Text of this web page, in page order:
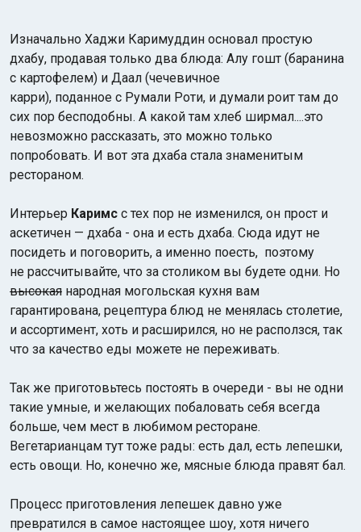
Изначально Хаджи Каримуддин основал простую
дхабу, продавая только два блюда: Алу гошт (баранина
с картофелем) и Даал (чечевичное
карри), поданное с Румали Роти, и думали роит там до
сих пор бесподобны. А какой там хлеб ширмал....это
невозможно рассказать, это можно только
попробовать. И вот эта дхаба стала знаменитым
рестораном.
Интерьер Каримс с тех пор не изменился, он прост и
аскетичен — дхаба - она и есть дхаба. Сюда идут не
посидеть и поговорить, а именно поесть, поэтому
не рассчитывайте, что за столиком вы будете одни. Но
высокая народная могольская кухня вам
гарантирована, рецептура блюд не менялась столетие,
и ассортимент, хоть и расширился, но не расползся, так
что за качество еды можете не переживать.
Так же приготовьтесь постоять в очереди - вы не одни
такие умные, и желающих побаловать себя всегда
больше, чем мест в любимом ресторане.
Вегетарианцам тут тоже рады: есть дал, есть лепешки,
есть овощи. Но, конечно же, мясные блюда правят бал.
Процесс приготовления лепешек давно уже
превратился в самое настоящее шоу, хотя ничего